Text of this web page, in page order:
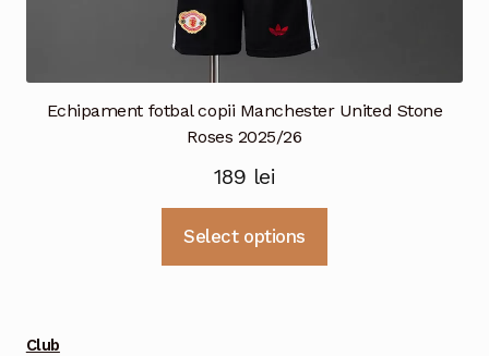
Echipament fotbal copii Manchester United Stone
Roses 2025/26
189 lei
Select options
Club